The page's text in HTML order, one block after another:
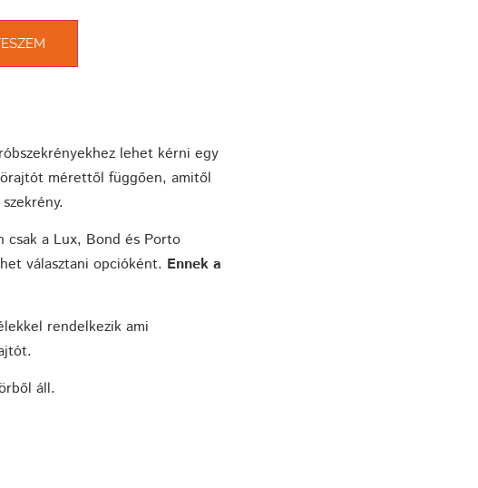
lehet kérni egy
mérettől függően, amitől
a Lux, Bond és Porto
választani opcióként. Ennek a
rendelkezik ami
áll.